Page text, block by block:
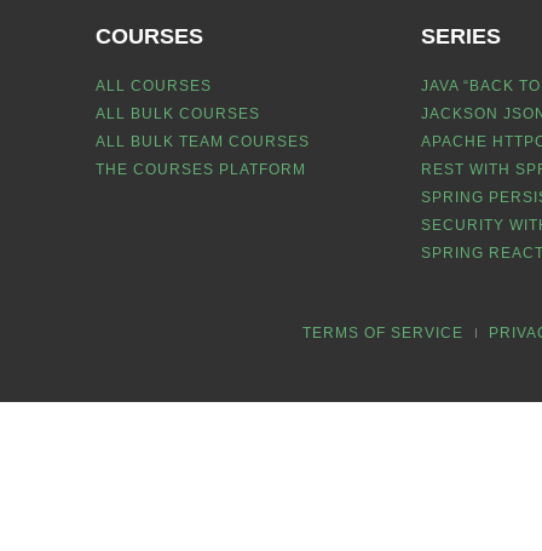
COURSES
ALL COURSES
ALL BULK COURSES
ALL BULK TEAM COURSES
THE COURSES PLATFORM
SERIES
JAVA “BACK
JACKSON
APACHE
REST WITH
SPRING
SECURITY
SPRING
TERMS OF SERVICE